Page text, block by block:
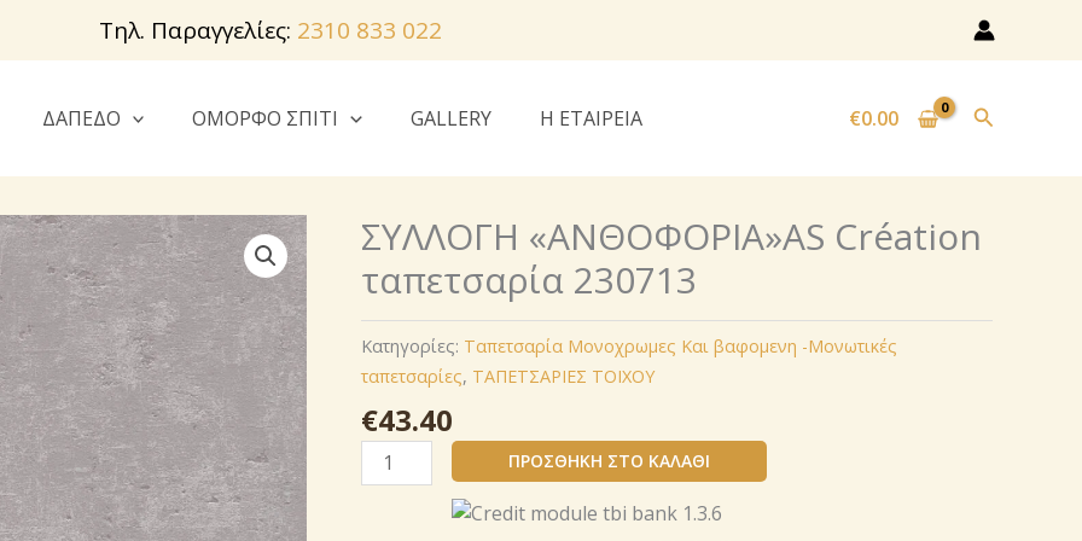
Τηλ. Παραγγελίες: 2310 833 022
ΔΑΠΕΔΟ ΟΜΟΡΦΟ ΣΠΙΤΙ GALLERY Η ΕΤΑΙΡΕΙΑ €0.00
ΣΥΛΛΟΓΗ «ΑΝΘΟΦΟΡΙΑ»AS Création
ταπετσαρία 230713
Κατηγορίες: Ταπετσαρία Μονοχρωμες Και βαφομενη -Μονωτικές
ταπετσαρίες, ΤΑΠΕΤΣΑΡΙΕΣ ΤΟΙΧΟΥ
€43.40
ΣΥΛΛΟΓΗ
«ΑΝΘΟΦΟΡΙΑ»AS
ΠΡΟΣΘΉΚΗ ΣΤΟ ΚΑΛΆΘΙ